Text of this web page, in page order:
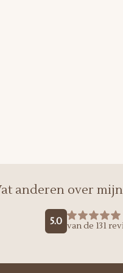
anderen over